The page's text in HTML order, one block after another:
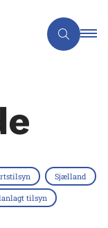
Sjælland
tilsyn